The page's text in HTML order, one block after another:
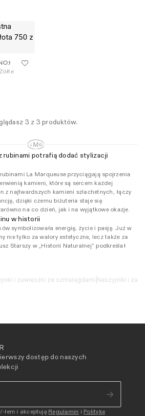
3 z 3 produktów.
rubinami potrafią dodać stylizacji
La Marqueuse przyciągają spojrzenia
kamieni, które są sercem każdej
z najtwardszych kamieni szlachetnych, łączy
dzięki czemu biżuteria staje się
na co dzień, jak i na wyjątkowe okazje.
w historii
symbolizowała energię, życie i pasję. Już w
nie tylko za walory estetyczne, lecz także za
Starszy w „Historii Naturalnej” podkreślał
i zawieszki ze szmaragdami Naszyjniki i
dostęp do naszych
łem i akceptuję Regulamin i Politykę